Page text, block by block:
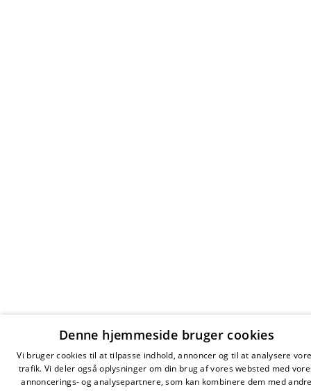
Denne hjemmeside bruger cookies
Vi bruger cookies til at tilpasse indhold, annoncer og til at analysere
trafik. Vi deler også oplysninger om din brug af vores websted med
annoncerings- og analysepartnere, som kan kombinere dem med